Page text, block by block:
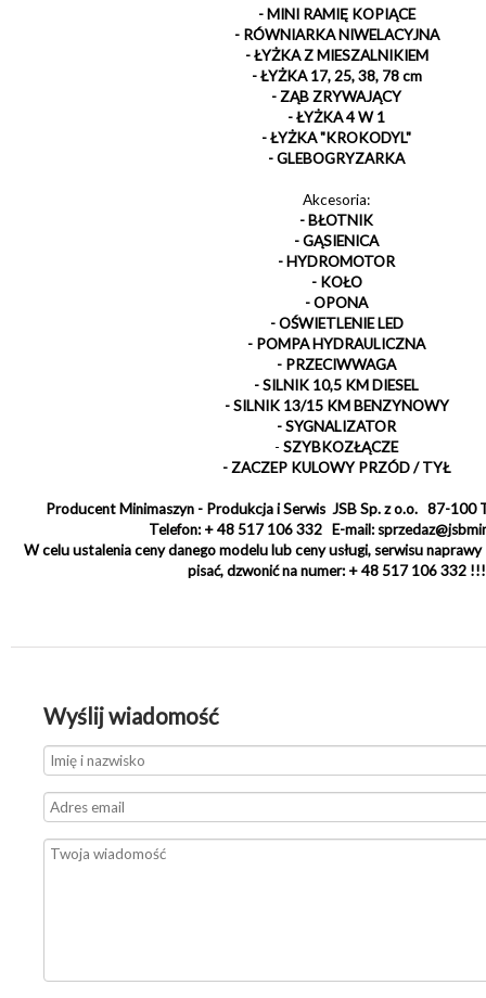
- MINI RAMIĘ KOPIĄCE
- RÓWNIARKA NIWELACYJNA
- ŁYŻKA Z MIESZALNIKIEM
- ŁYŻKA 17, 25, 38, 78 cm
- ZĄB ZRYWAJĄCY
- ŁYŻKA 4 W 1
- ŁYŻKA "KROKODYL"
- GLEBOGRYZARKA
Akcesoria:
- BŁOTNIK
- GĄSIENICA
- HYDROMOTOR
- KOŁO
- OPONA
- OŚWIETLENIE LED
- POMPA HYDRAULICZNA
- PRZECIWWAGA
- SILNIK 10,5 KM DIESEL
- SILNIK 13/15 KM BENZYNOWY
- SYGNALIZATOR
- SZYBKOZŁĄCZE
- ZACZEP KULOWY PRZÓD / TYŁ
Producent Minimaszyn - Produkcja i Serwis JSB Sp. z o.o. 87-100
Telefon: + 48 517 106 332 E-mail:
W celu ustalenia ceny danego modelu lub ceny usługi, serwisu
pisać, dzwonić na numer: + 48 517 106 332 !!!
Wyślij wiadomość